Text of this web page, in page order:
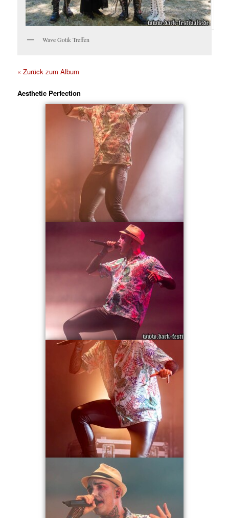
Wave Gotik Treffen
« Zurück zum Album
Aesthetic Perfection